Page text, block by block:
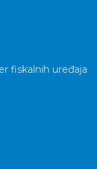
fiskalnih uređaja